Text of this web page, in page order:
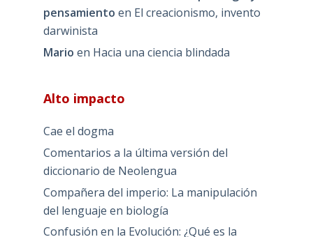
pensamiento en El creacionismo, invento
darwinista
Mario en Hacia una ciencia blindada
Alto impacto
Cae el dogma
Comentarios a la última versión del
diccionario de Neolengua
Compañera del imperio: La manipulación
del lenguaje en biología
Confusión en la Evolución: ¿Qué es la